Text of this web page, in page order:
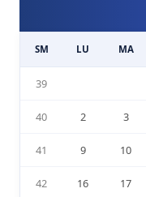
SM LU MA
39
40 2 3
41 9 10
42 16 17